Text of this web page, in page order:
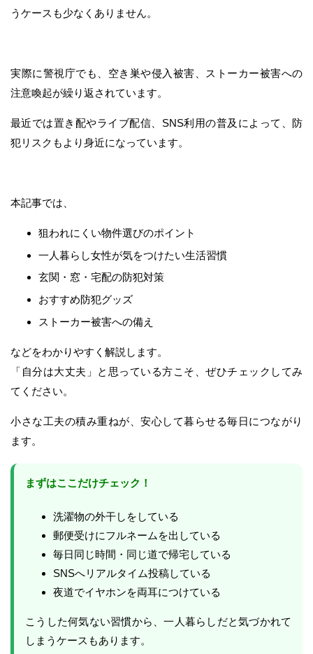
うケースも少なくありません。
実際に警視庁でも、空き巣や侵入被害、ストーカー被害への
注意喚起が繰り返されています。
最近では置き配やライブ配信、SNS利用の普及によって、防
犯リスクもより身近になっています。
本記事では、
狙われにくい物件選びのポイント
一人暮らし女性が気をつけたい生活習慣
玄関・窓・宅配の防犯対策
おすすめ防犯グッズ
ストーカー被害への備え
などをわかりやすく解説します。
「自分は大丈夫」と思っている方こそ、ぜひチェックしてみ
てください。
小さな工夫の積み重ねが、安心して暮らせる毎日につながり
ます。
まずはここだけチェック！
洗濯物の外干しをしている
郵便受けにフルネームを出している
毎日同じ時間・同じ道で帰宅している
SNSへリアルタイム投稿している
夜道でイヤホンを両耳につけている
こうした何気ない習慣から、一人暮らしだと気づかれて
しまうケースもあります。